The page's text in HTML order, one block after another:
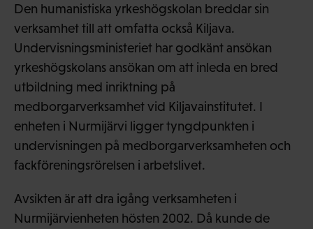
Den humanistiska yrkeshögskolan breddar sin
verksamhet till att omfatta också Kiljava.
Undervisningsministeriet har godkänt ansökan
yrkeshögskolans ansökan om att inleda en bred
utbildning med inriktning på
medborgarverksamhet vid Kiljavainstitutet. I
enheten i Nurmijärvi ligger tyngdpunkten i
undervisningen på medborgarverksamheten och
fackföreningsrörelsen i arbetslivet.
Avsikten är att dra igång verksamheten i
Nurmijärvienheten hösten 2002. Då kunde de